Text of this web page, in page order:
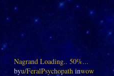
Nagrand Loading.. 50%...
byu/FeralPsychopathinwow